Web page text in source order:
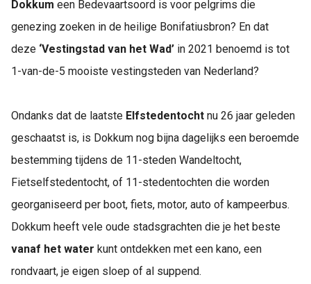
Dokkum een Bedevaartsoord is voor pelgrims die
genezing zoeken in de heilige Bonifatiusbron? En dat
deze ‘Vestingstad van het Wad’ in 2021 benoemd is tot
1-van-de-5 mooiste vestingsteden van Nederland?
Ondanks dat de laatste Elfstedentocht nu 26 jaar geleden
geschaatst is, is Dokkum nog bijna dagelijks een beroemde
bestemming tijdens de 11-steden Wandeltocht,
Fietselfstedentocht, of 11-stedentochten die worden
georganiseerd per boot, fiets, motor, auto of kampeerbus.
Dokkum heeft vele oude stadsgrachten die je het beste
vanaf het water kunt ontdekken met een kano, een
rondvaart, je eigen sloep of al suppend.